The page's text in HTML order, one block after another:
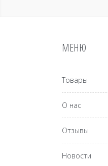
Товары
О нас
Отзывы
Новости